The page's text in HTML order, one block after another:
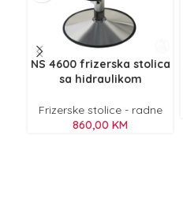
NS 4600 frizerska stolica
sa hidraulikom
Frizerske stolice - radne
860,00 KM